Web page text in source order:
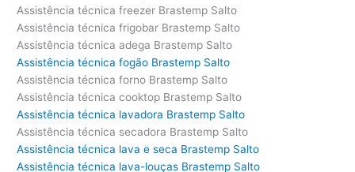
Assistência técnica freezer Brastemp Salto
Assistência técnica frigobar Brastemp Salto
Assistência técnica adega Brastemp Salto
Assistência técnica fogão Brastemp Salto
Assistência técnica forno Brastemp Salto
Assistência técnica cooktop Brastemp Salto
Assistência técnica lavadora Brastemp Salto
Assistência técnica secadora Brastemp Salto
Assistência técnica lava e seca Brastemp Salto
Assistência técnica lava-louças Brastemp Salto